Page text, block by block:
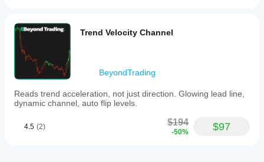
Trend Velocity Channel
BeyondTrading
Reads trend acceleration, not just direction. Glowing lead line,
dynamic channel, auto flip levels.
4.5 (2) $194
-50% $97